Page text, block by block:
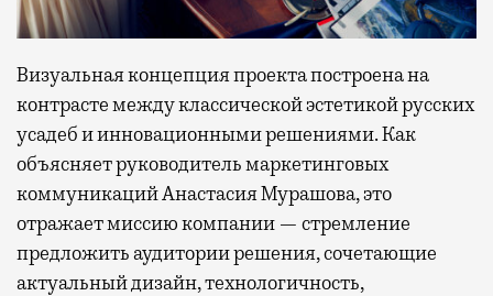
Визуальная концепция проекта построена на
контрасте между классической эстетикой русских
усадеб и инновационными решениями. Как
объясняет руководитель маркетинговых
коммуникаций Анастасия Мурашова, это
отражает миссию компании — стремление
предложить аудитории решения, сочетающие
актуальный дизайн, технологичность,